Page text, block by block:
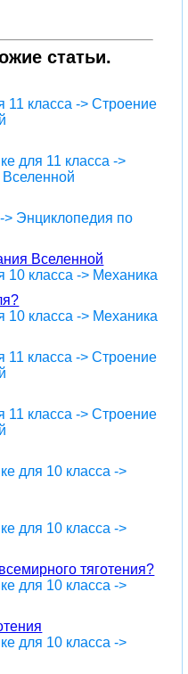
статьи.
11 класса -> Строение
для 11 класса ->
> Энциклопедия по
Вселенной
10 класса -> Механика
10 класса -> Механика
11 класса -> Строение
11 класса -> Строение
для 10 класса ->
для 10 класса ->
тяготения?
для 10 класса ->
для 10 класса ->